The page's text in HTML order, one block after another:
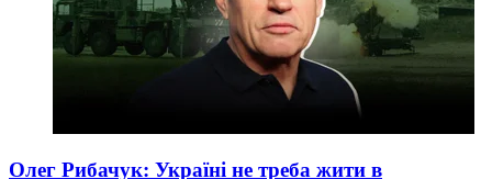
Олег Рибачук: Україні не треба жити в